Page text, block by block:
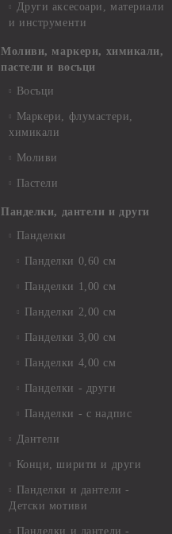
Други аксесоари, материали
и инструменти
Моливи, маркери, химикали,
пастели и восъци
Восъци
Маркери, флумастери,
химикали
Моливи
Пастели
Панделки, дантели и други
Панделки
Панделки 0,60 см
Панделки 1,00 см
Панделки 2,00 см
Панделки 3,00 см
Панделки 4,00 см
Панделки - други
Панделки - с надпис
Дантели
Конци, ширити и други
Панделки и дантели -
Детски мотиви
Панделки и дантели -